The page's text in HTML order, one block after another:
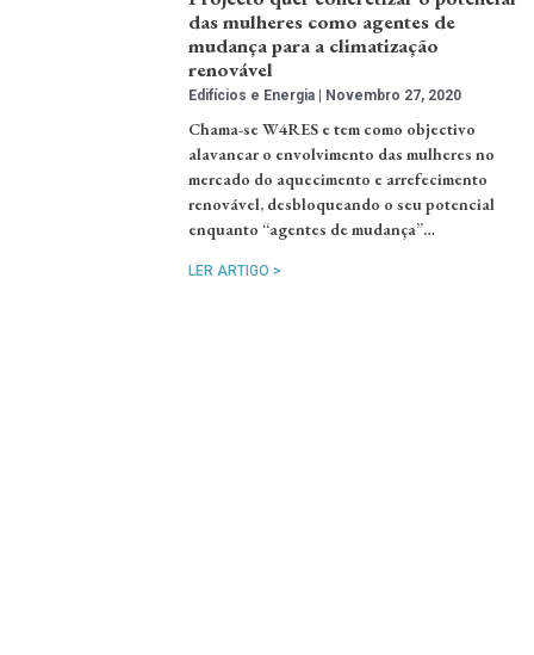
das mulheres como agentes de
mudança para a climatização
renovável
Edifícios e Energia Novembro 27, 2020
Chama-se W4RES e tem como objectivo
alavancar o envolvimento das mulheres no
mercado do aquecimento e arrefecimento
renovável, desbloqueando o seu potencial
enquanto “agentes de mudança”…
LER ARTIGO >